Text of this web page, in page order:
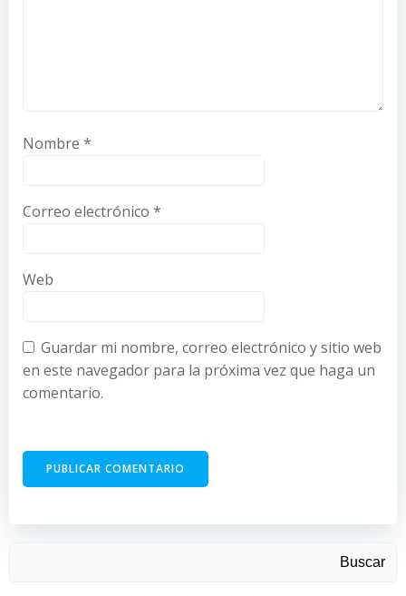
Nombre *
Correo electrónico *
Web
Guardar mi nombre, correo electrónico y sitio web
en este navegador para la próxima vez que haga un
comentario.
Buscar